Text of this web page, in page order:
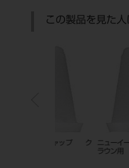
この製品を見た
ニューイージー焼成
ラウン用 4．0／4